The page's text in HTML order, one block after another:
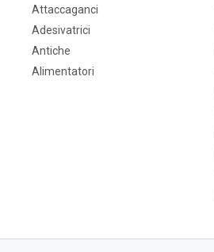
Attaccaganci
Adesivatrici
Antiche
Alimentatori